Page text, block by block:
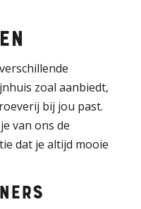
zoal aanbiedt,
bij jou past.
van ons de
dat je altijd mooie